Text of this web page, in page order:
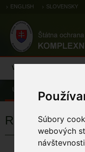
Súbory
webových
ENGLISH SLOVENSKY
Výsledky monitoringu
Úvod
Registrácia